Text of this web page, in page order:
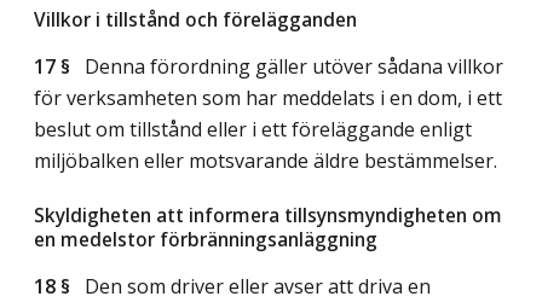
Villkor i tillstånd och förelägganden
17 § Denna förordning gäller utöver sådana villkor
för verksamheten som har meddelats i en dom, i ett
beslut om tillstånd eller i ett föreläggande enligt
miljöbalken eller motsvarande äldre bestämmelser.
Skyldigheten att informera tillsynsmyndigheten om
en medelstor förbränningsanläggning
18 § Den som driver eller avser att driva en